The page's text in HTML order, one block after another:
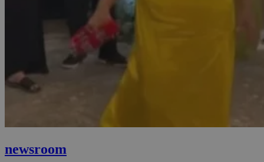
newsroom